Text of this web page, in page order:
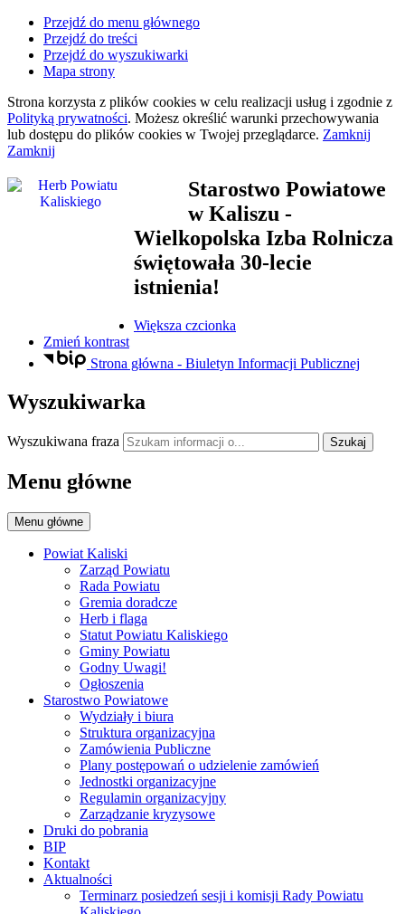
Przejdź do menu głównego
Przejdź do treści
Przejdź do wyszukiwarki
Mapa strony
Strona korzysta z plików cookies w celu realizacji usług i zgodnie z
Polityką prywatności. Możesz określić warunki przechowywania
lub dostępu do plików cookies w Twojej przeglądarce. Zamknij
Zamknij
Starostwo Powiatowe
w Kaliszu -
Wielkopolska Izba Rolnicza
świętowała 30-lecie
istnienia!
Większa czcionka
Zmień kontrast
Strona główna - Biuletyn Informacji Publicznej
Wyszukiwarka
Wyszukiwana fraza Szukaj
Menu główne
Menu główne
Powiat Kaliski
Zarząd Powiatu
Rada Powiatu
Gremia doradcze
Herb i flaga
Statut Powiatu Kaliskiego
Gminy Powiatu
Godny Uwagi!
Ogłoszenia
Starostwo Powiatowe
Wydziały i biura
Struktura organizacyjna
Zamówienia Publiczne
Plany postępowań o udzielenie zamówień
Jednostki organizacyjne
Regulamin organizacyjny
Zarządzanie kryzysowe
Druki do pobrania
BIP
Kontakt
Aktualności
Terminarz posiedzeń sesji i komisji Rady Powiatu